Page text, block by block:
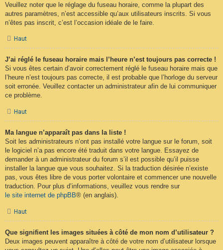
Veuillez noter que le réglage du fuseau horaire, comme la plupart des
autres paramètres, n’est accessible qu’aux utilisateurs inscrits. Si vous
n’êtes pas inscrit, c’est l’occasion idéale de le faire.
Haut
J’ai réglé le fuseau horaire mais l’heure n’est toujours pas correcte !
Si vous êtes certain d’avoir correctement réglé le fuseau horaire mais que
l’heure n’est toujours pas correcte, il est probable que l’horloge du serveur
soit erronée. Veuillez contacter un administrateur afin de lui communiquer
ce problème.
Haut
Ma langue n’apparaît pas dans la liste !
Soit les administrateurs n’ont pas installé votre langue sur le forum, soit
le logiciel n’a pas encore été traduit dans votre langue. Essayez de
demander à un administrateur du forum s’il est possible qu’il puisse
installer la langue que vous souhaitez. Si la traduction désirée n’existe
pas, vous êtes libre de vous porter volontaire et commencer une nouvelle
traduction. Pour plus d’informations, veuillez vous rendre sur
le site internet de phpBB® (en anglais).
Haut
Que signifient les images situées à côté de mon nom d’utilisateur ?
Deux images peuvent apparaître à côté de votre nom d’utilisateur lorsque